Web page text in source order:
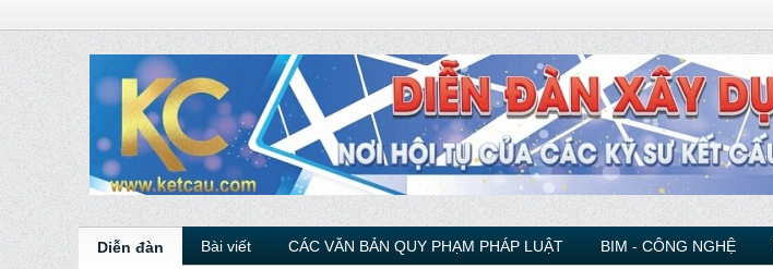
Diễn đàn Bài viết CÁC VĂN BẢN QUY PHẠM PHÁP LUẬT BIM - CÔNG NGHỆ